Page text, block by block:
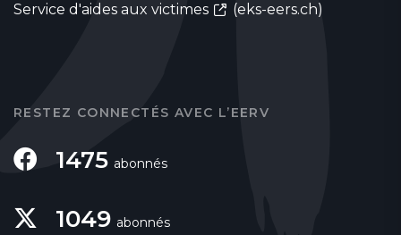
Service d'aides aux victimes
(eks-eers.ch)
RESTEZ CONNECTÉS AVEC L’EERV
1475 abonnés
1049 abonnés